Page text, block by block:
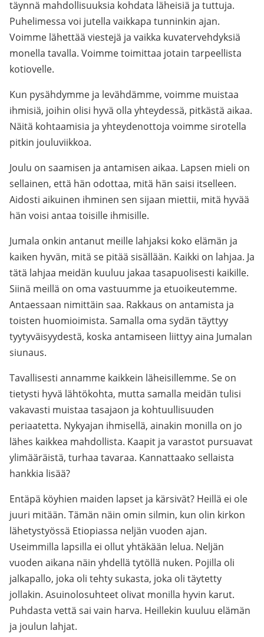
täynnä mahdollisuuksia kohdata läheisiä ja tuttuja.
Puhelimessa voi jutella vaikkapa tunninkin ajan.
Voimme lähettää viestejä ja vaikka kuvatervehdyksiä
monella tavalla. Voimme toimittaa jotain tarpeellista
kotiovelle.
Kun pysähdymme ja levähdämme, voimme muistaa
ihmisiä, joihin olisi hyvä olla yhteydessä, pitkästä aikaa.
Näitä kohtaamisia ja yhteydenottoja voimme sirotella
pitkin jouluviikkoa.
Joulu on saamisen ja antamisen aikaa. Lapsen mieli on
sellainen, että hän odottaa, mitä hän saisi itselleen.
Aidosti aikuinen ihminen sen sijaan miettii, mitä hyvää
hän voisi antaa toisille ihmisille.
Jumala onkin antanut meille lahjaksi koko elämän ja
kaiken hyvän, mitä se pitää sisällään. Kaikki on lahjaa. Ja
tätä lahjaa meidän kuuluu jakaa tasapuolisesti kaikille.
Siinä meillä on oma vastuumme ja etuoikeutemme.
Antaessaan nimittäin saa. Rakkaus on antamista ja
toisten huomioimista. Samalla oma sydän täyttyy
tyytyväisyydestä, koska antamiseen liittyy aina Jumalan
siunaus.
Tavallisesti annamme kaikkein läheisillemme. Se on
tietysti hyvä lähtökohta, mutta samalla meidän tulisi
vakavasti muistaa tasajaon ja kohtuullisuuden
periaatetta. Nykyajan ihmisellä, ainakin monilla on jo
lähes kaikkea mahdollista. Kaapit ja varastot pursuavat
ylimääräistä, turhaa tavaraa. Kannattaako sellaista
hankkia lisää?
Entäpä köyhien maiden lapset ja kärsivät? Heillä ei ole
juuri mitään. Tämän näin omin silmin, kun olin kirkon
lähetystyössä Etiopiassa neljän vuoden ajan.
Useimmilla lapsilla ei ollut yhtäkään lelua. Neljän
vuoden aikana näin yhdellä tytöllä nuken. Pojilla oli
jalkapallo, joka oli tehty sukasta, joka oli täytetty
jollakin. Asuinolosuhteet olivat monilla hyvin karut.
Puhdasta vettä sai vain harva. Heillekin kuuluu elämän
ja joulun lahjat.